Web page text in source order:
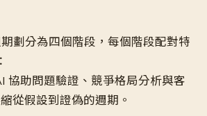
劃分為四個階段，每個階段配對特
協助問題驗證、競爭格局分析與客
從假設到證偽的週期。